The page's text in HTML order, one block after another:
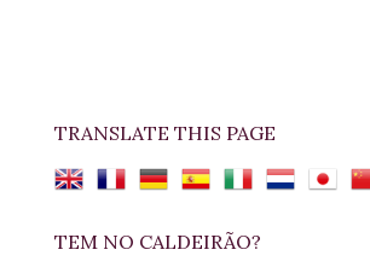
TRANSLATE THIS PAGE
TEM NO CALDEIRÃO?